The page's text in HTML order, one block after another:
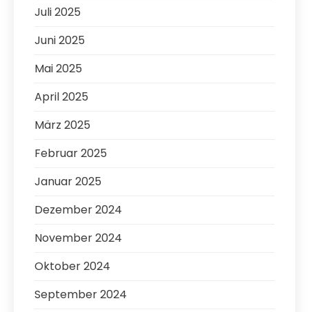
Juli 2025
Juni 2025
Mai 2025
April 2025
März 2025
Februar 2025
Januar 2025
Dezember 2024
November 2024
Oktober 2024
September 2024